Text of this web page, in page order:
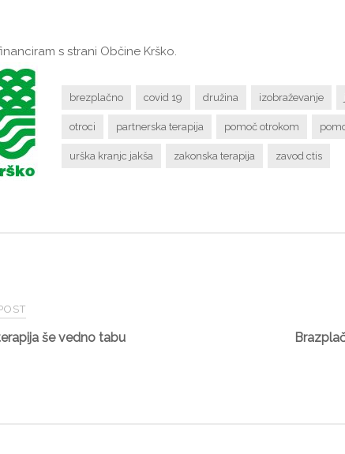
s strani Občine Krško.
brezplačno covid 19 družina izobraževanje
otroci partnerska terapija pomoč otrokom
urška kranjc jakša zakonska terapija zavod ctis
še vedno tabu